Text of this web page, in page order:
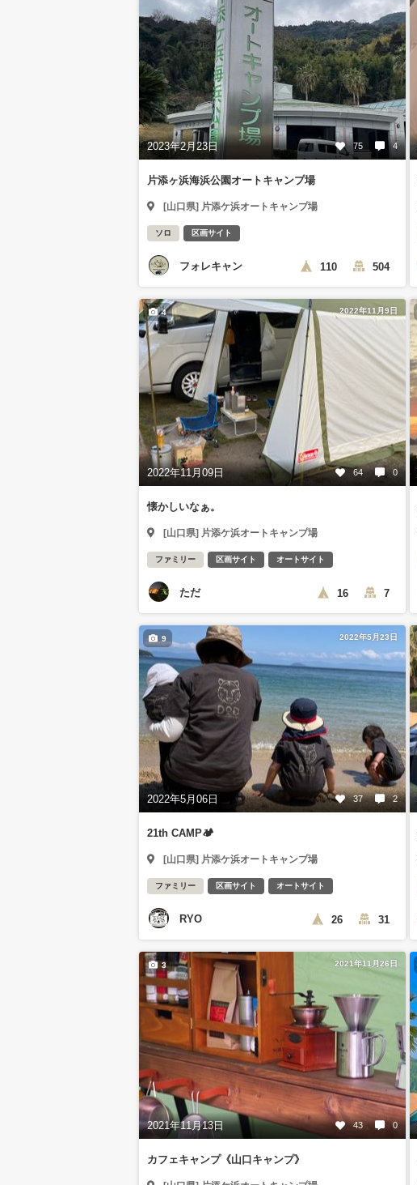
2023年2月23日 75 4
片添ヶ浜海浜公園オートキャンプ場
[山口県] 片添ケ浜オートキャンプ場
ソロ 区画サイト
フォレキャン 110 504
2022年11月9日
2022年11月09日 64 0
4
懐かしいなぁ。
[山口県] 片添ケ浜オートキャンプ場
ファミリー 区画サイト オートサイト
ただ 16 7
2022年5月23日
2022年5月06日 37 2
9
21th CAMP🏕
[山口県] 片添ケ浜オートキャンプ場
ファミリー 区画サイト オートサイト
RYO 26 31
2021年11月26日
2021年11月13日 43 0
3
カフェキャンプ《山口キャンプ》